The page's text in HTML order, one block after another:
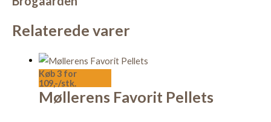
Relaterede varer
Køb 3 for
109,-/stk.
Møllerens Favorit Pellets